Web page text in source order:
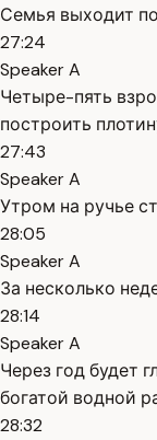
Семья выходит
27:24
Speaker A
Четыре-пять
построить
27:43
Speaker A
Утром на ручье
28:05
Speaker A
За несколько
28:14
Speaker A
Через год будет
богатой водной
28:32